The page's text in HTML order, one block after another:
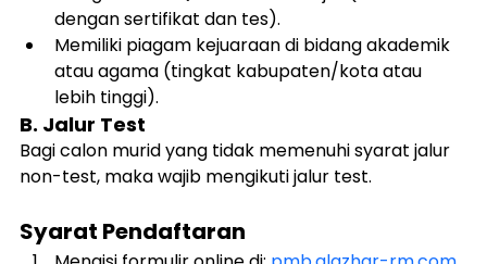
dengan sertifikat dan tes).
Memiliki piagam kejuaraan di bidang akademik
atau agama (tingkat kabupaten/kota atau
lebih tinggi).
B. Jalur Test
Bagi calon murid yang tidak memenuhi syarat jalur
non-test, maka wajib mengikuti jalur test.
Syarat Pendaftaran